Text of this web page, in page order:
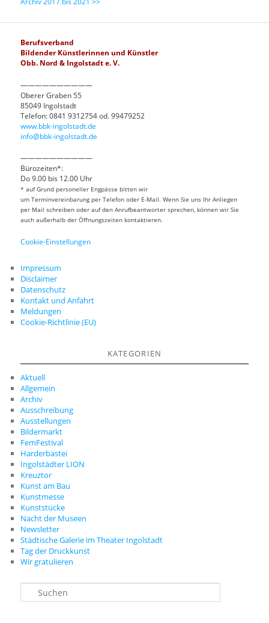
Berufsverband
Bildender Künstlerinnen und Künstler
Obb. Nord & Ingolstadt e. V.
——————————
Oberer Graben 55
85049 Ingolstadt
Telefon: 0841 9312754 od. 99479252
www.bbk-ingolstadt.de
info@bbk-ingolstadt.de
——————————
Bürozeiten*:
Do 9.00 bis 12.00 Uhr
* auf Grund personeller Engpässe bitten wir
um Terminvereinbarung per Telefon oder E-Mail. Wenn Sie uns Ihr Anliegen
per Mail schreiben oder auf den Anrufbeantworter sprechen, können wir Sie
auch außerhalb der Öffnungszeiten kontaktieren.
Cookie-Einstellungen
Impressum
Disclaimer
Datenschutz
Kontakt und Anfahrt
Meldungen
Cookie-Richtlinie (EU)
KATEGORIEN
Aktuell
Allgemein
Archiv
Ausschreibung
Ausstellungen
Bildermarkt
FemFestival
Harderbastei
Ingolstädter LION
Kreuztor
Kunst am Bau
Kunstmesse
Kunststücke
Nacht der Museen
Newsletter
Städtische Galerie im Theater Ingolstadt
Tag der Druckkunst
Wir gratulieren